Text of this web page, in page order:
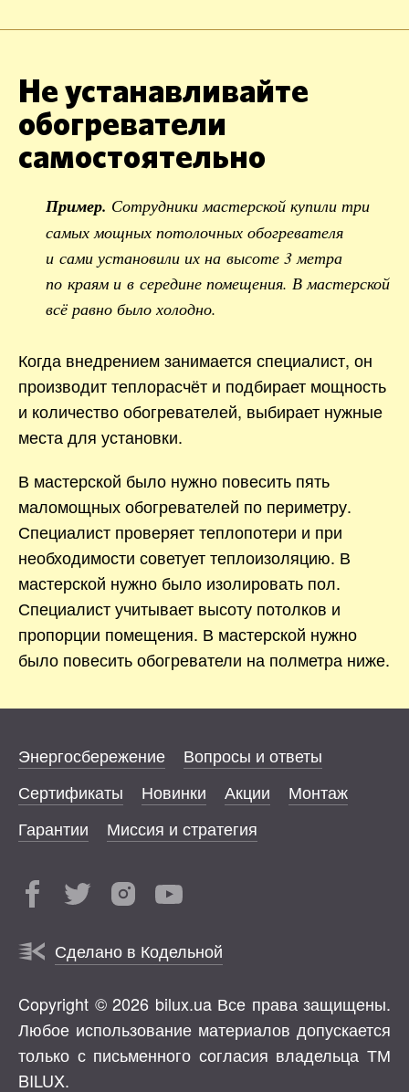
Не устанавливайте
обогреватели
самостоятельно
Пример. Сотрудники мастерской купили три
самых мощных потолочных обогревателя
и сами установили их на высоте 3 метра
по краям и в середине помещения. В мастерской
всё равно было холодно.
Когда внедрением занимается специалист, он
производит теплорасчёт и подбирает мощность
и количество обогревателей, выбирает нужные
места для установки.
В мастерской было нужно повесить пять
маломощных обогревателей по периметру.
Специалист проверяет теплопотери и при
необходимости советует теплоизоляцию. В
мастерской нужно было изолировать пол.
Специалист учитывает высоту потолков и
пропорции помещения. В мастерской нужно
было повесить обогреватели на полметра ниже.
Энергосбережение
Вопросы и ответы
Сертификаты
Новинки Акции
Монтаж
Гарантии
Миссия и стратегия
Сделано в Кодельной
Copyright © 2026 bilux.ua Все права защищены.
Любое использование материалов допускается
только с письменного согласия владельца ТМ
BILUX.